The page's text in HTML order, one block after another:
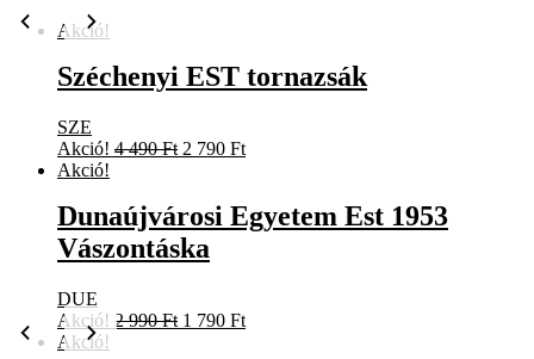
Akció!
Széchenyi EST tornazsák
SZE
Akció! 4 490Ft Original
4
490 Ft.
2 790 FtCurrent
2
790 Ft.
Akció!
Dunaújvárosi Egyetem Est 1953
Vászontáska
DUE
Akció! 2 990Ft Original
1 790 FtCurrent
Akció!